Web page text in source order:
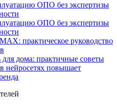
ОПО без экспертизы
ОПО без экспертизы
практическое руководство
для дома: практичные советы
нейросетях повышает